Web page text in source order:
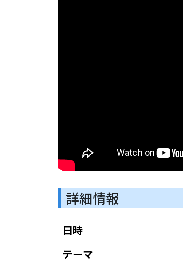
詳細情報
日時
テーマ